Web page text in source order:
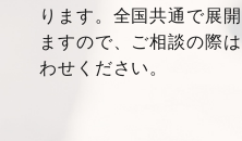
ります。全国共通で展
ますので、ご相談の際
わせください。